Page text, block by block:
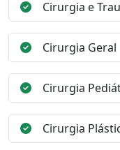
Cirurgia e
Cirurgia Geral
Cirurgia
Cirurgia